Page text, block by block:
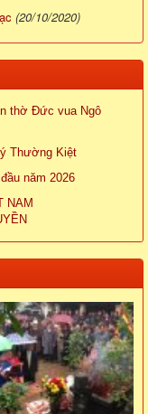
(20/10/2020)
thờ Đức vua Ngô
Thường Kiệt
năm 2026
NAM